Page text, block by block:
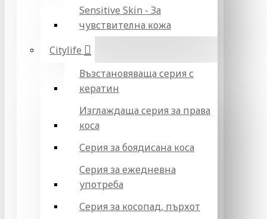
Sensitive Skin - За
чувствителна кожа
Citylife
Възстановяваща серия с
кератин
Изглаждаща серия за права
коса
Серия за боядисана коса
Серия за ежедневна
употреба
Серия за косопад, пърхот